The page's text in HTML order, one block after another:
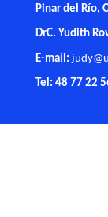
Pinar del Río,
DrC. Yudith
E-mail:
Tel: 48 77 22